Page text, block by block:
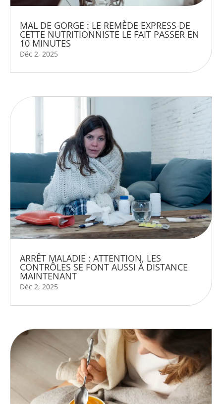
MAL DE GORGE : LE REMÈDE EXPRESS DE
CETTE NUTRITIONNISTE LE FAIT PASSER EN
10 MINUTES
Déc 2, 2025
ARRÊT MALADIE : ATTENTION, LES
CONTRÔLES SE FONT AUSSI À DISTANCE
MAINTENANT
Déc 2, 2025